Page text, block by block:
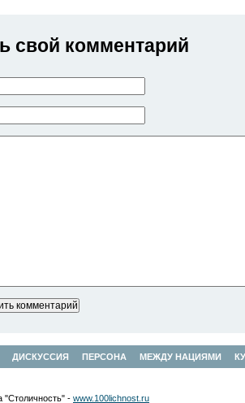
свой комментарий
ДИСКУССИЯ ПЕРСОНА МЕЖДУ НАЦИЯМИ
"Столичность" - www.100lichnost.ru